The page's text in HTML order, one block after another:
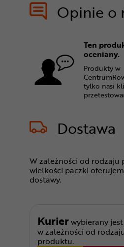
Opinie o
Ten
oceniany.
Produkty w
tylko nasi
Dostawa
W zależności od rodzaju
wielkości paczki
dostawy.
Kurierwybierany
w zależności od
produktu.